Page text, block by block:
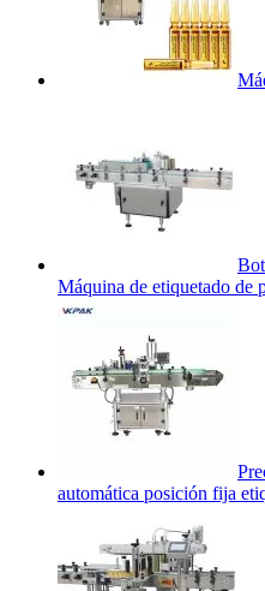
Máquina de etiquetado de
automática posición fija